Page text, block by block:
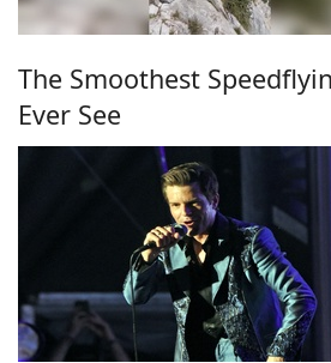
The Smoothest
Ever See